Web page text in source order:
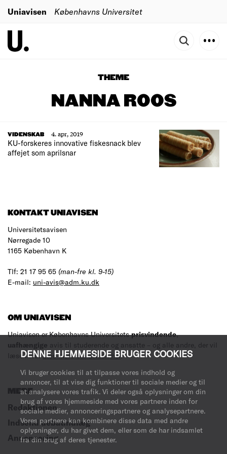
DENNE HJEMMESIDE BRUGER COOKIES
Vi bruger cookies til at tilpasse vores indhold og
annoncer, til at vise dig funktioner til sociale medier og til
at analysere vores trafik. Vi deler også oplysninger om din
brug af vores hjemmeside med vores partnere inden for
sociale medier, annonceringspartnere og analysepartnere.
Vores partnere kan kombinere disse data med andre
oplysninger, du har givet dem, eller som de har indsamlet
fra din brug af deres tjenester.
Uniavisen Københavns Universitet
THEME
NANNA ROOS
VIDENSKAB
4. apr, 2019
KU-forskeres innovative fiskesnack blev
affejet som aprilsnar
KONTAKT UNIAVISEN
Universitetsavisen
Nørregade 10
1165 København K
Tlf: 21 17 95 65 (man-fre kl. 9-15)
E-mail: uni-avis@adm.ku.dk
OM UNIAVISEN
Uniavisen er Københavns Universitetsprisvindende,
uafhængige avis til studerende og ansatte – og alle andre, der vil
læse med.Læs mere om avisen her.
MERE
Redaktionen
Indsend debatindlæg
Annoncering